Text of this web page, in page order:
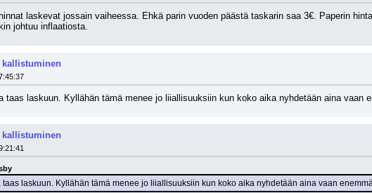
laskevat jossain vaiheessa. Ehkä parin vuoden päästä taskarin saa 3€. Paperin
johtuu inflaatiosta.
taas laskuun. Kyllähän tämä menee jo liiallisuuksiin kun koko aika nyhdetään aina vaan
laskuun. Kyllähän tämä menee jo liiallisuuksiin kun koko aika nyhdetään aina vaan